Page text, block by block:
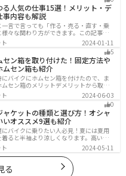
る人気の仕事15選！メリット・デ
事内容も解説
言で言っても「作る・売る・直す・乗
々な関わり方ができます。この記事で
る人気の仕事をジャンル別に紹介しま
探し方も解説しますので、自分のなり
して探してみてください。
2024-01-11
5
セン箱を取り付けた！固定方法や
ムセン箱も紹介
バイクにホムセン箱を付けたので、ま
ムセン箱のメリットデメリットから取り
つけてどううだったのか、オススメの
て解説します。バイクにホムセン箱を
いる人はぜひ参考にしてください。
2024-06-03
0
ャケットの種類と選び方！オシャ
いオススメ9選も紹介
バイクに乗りたい人必見！夏には夏用
ると半袖より涼しくなります。高い透
ュ素材やハーフメッシュはもちろん、
たテキスタイルジャケットもあるの
イクに乗りたい人でも使える装備があ
2024-05-11
る